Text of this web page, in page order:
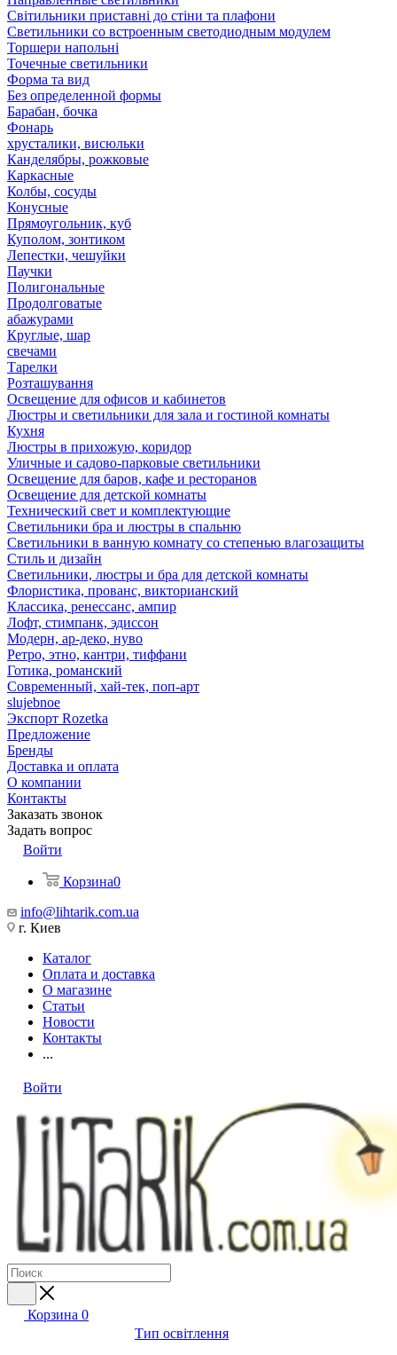
Світильники приставні до стіни та плафони
Светильники со встроенным светодиодным модулем
Торшери напольні
Точечные светильники
Форма та вид
Без определенной формы
Барабан, бочка
Фонарь
хрусталики, висюльки
Канделябры, рожковые
Каркасные
Колбы, сосуды
Конусные
Прямоугольник, куб
Куполом, зонтиком
Лепестки, чешуйки
Паучки
Полигональные
Продолговатые
абажурами
Круглые, шар
свечами
Тарелки
Розташування
Освещение для офисов и кабинетов
Люстры и светильники для зала и гостиной комнаты
Кухня
Люстры в прихожую, коридор
Уличные и садово-парковые светильники
Освещение для баров, кафе и ресторанов
Освещение для детской комнаты
Технический свет и комплектующие
Светильники бра и люстры в спальню
Светильники в ванную комнату со степенью влагозащиты
Стиль и дизайн
Светильники, люстры и бра для детской комнаты
Флористика, прованс, викторианский
Классика, ренессанс, ампир
Лофт, стимпанк, эдиссон
Модерн, ар-деко, нуво
Ретро, этно, кантри, тиффани
Готика, романский
Современный, хай-тек, поп-арт
slujebnoe
Экспорт Rozetka
Предложение
Бренды
Доставка и оплата
О компании
Контакты
Заказать звонок
Задать вопрос
Войти
Корзина0
info@lihtarik.com.ua
г. Киев
Каталог
Оплата и доставка
О магазине
Статьи
Новости
Контакты
...
Войти
Корзина 0
Тип освітлення